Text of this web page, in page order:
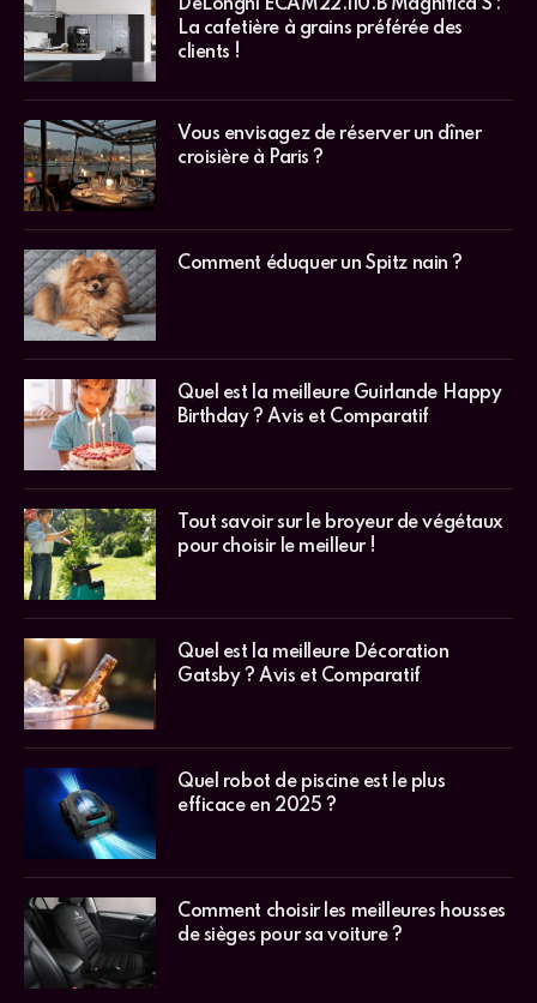
DeLonghi ECAM22.110.B Magnifica S :
La cafetière à grains préférée des
clients !
Vous envisagez de réserver un dîner
croisière à Paris ?
Comment éduquer un Spitz nain ?
Quel est la meilleure Guirlande Happy
Birthday ? Avis et Comparatif
Tout savoir sur le broyeur de végétaux
pour choisir le meilleur !
Quel est la meilleure Décoration
Gatsby ? Avis et Comparatif
Quel robot de piscine est le plus
efficace en 2025 ?
Comment choisir les meilleures housses
de sièges pour sa voiture ?